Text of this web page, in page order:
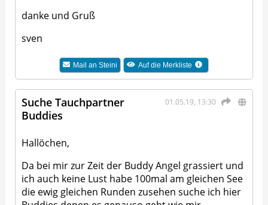
danke und Gruß
sven
Mail an Steini Auf die Merkliste
01.05.19, 13:30
Suche Tauchpartner
Buddies
Hallöchen,
Da bei mir zur Zeit der Buddy Angel grassiert und
ich auch keine Lust habe 100mal am gleichen See
die ewig gleichen Runden zusehen suche ich hier